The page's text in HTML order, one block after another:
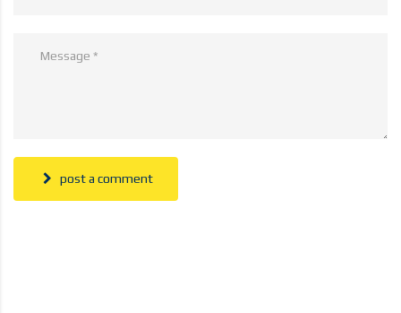
post a comment